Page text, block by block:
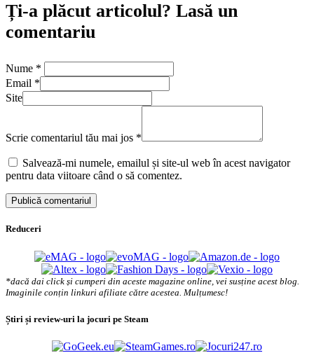
Ți-a plăcut articolul? Lasă un
comentariu
Nume *
Email *
Site
Scrie comentariul tău mai jos *
Salvează-mi numele, emailul și site-ul web în acest navigator
pentru data viitoare când o să comentez.
Reduceri
*dacă dai click și cumperi din aceste magazine online, vei susține acest blog.
Imaginile conțin linkuri afiliate către acestea. Mulțumesc!
Știri și review-uri la jocuri pe Steam